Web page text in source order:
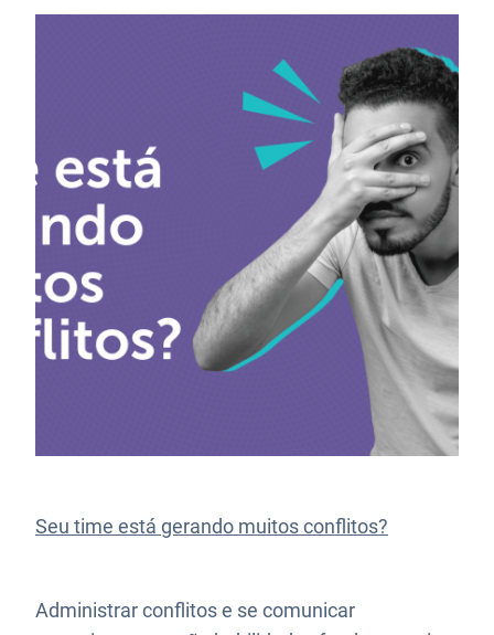
Seu time está gerando muitos conflitos?
Administrar conflitos e se comunicar